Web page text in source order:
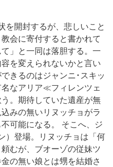
を開封するが、悲しいこと
会に寄付すると書かれて
」と一同は落胆する。一
を変えられないかと言い
きるのはジャンニ･スキッ
なアリア≪フィレンツェ
。期待していた遺産が無
みの無いリヌッチョがラ
可能になる。 そこへ、ジ
）登場。リヌッチョは「何
むが、ブオーゾの従妹ツ
の無い娘とは甥を結婚さ